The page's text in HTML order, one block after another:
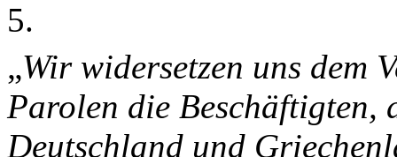
5.
„Wir widersetzen uns dem
Parolen die Beschäftigten,
Deutschland und